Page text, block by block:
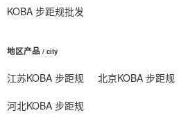
KOBA 步距规批发
地区产品 / city
江苏KOBA 步距规 北京KOBA 步距规
河北KOBA 步距规